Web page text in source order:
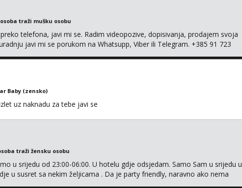
traži mušku osobu
telefona, javi mi se. Radim videopozive, dopisivanja, prodajem svoja
javi mi se porukom na Whatsupp, Viber ili Telegram. +385 91 723
Baby (zensko)
uz naknadu za tebe javi se
traži žensku osobu
u srijedu od 23:00-06:00. U hotelu gdje odsjedam. Samo Sam u srijedu u
u susret sa nekim željicama . Da je party friendly, naravno ako nema